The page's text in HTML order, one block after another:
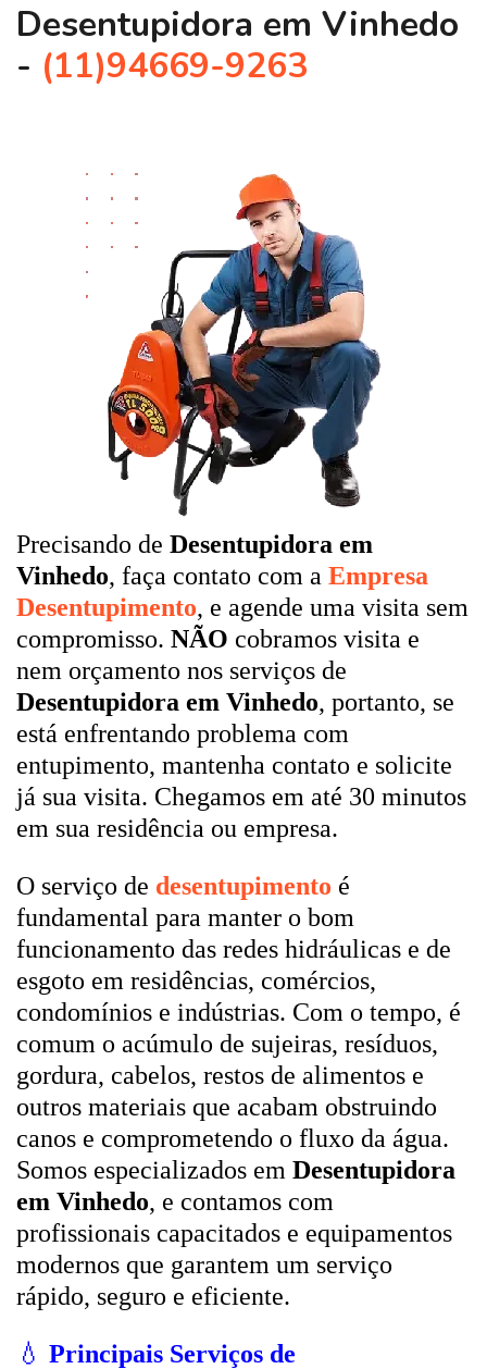
Desentupidora em Vinhedo
- (11)94669-9263
Precisando de Desentupidora em
Vinhedo, faça contato com a Empresa
Desentupimento, e agende uma visita sem
compromisso. NÃO cobramos visita e
nem orçamento nos serviços de
Desentupidora em Vinhedo, portanto, se
está enfrentando problema com
entupimento, mantenha contato e solicite
já sua visita. Chegamos em até 30 minutos
em sua residência ou empresa.
O serviço de desentupimento é
fundamental para manter o bom
funcionamento das redes hidráulicas e de
esgoto em residências, comércios,
condomínios e indústrias. Com o tempo, é
comum o acúmulo de sujeiras, resíduos,
gordura, cabelos, restos de alimentos e
outros materiais que acabam obstruindo
canos e comprometendo o fluxo da água.
Somos especializados em Desentupidora
em Vinhedo, e contamos com
profissionais capacitados e equipamentos
modernos que garantem um serviço
rápido, seguro e eficiente.
💧 Principais Serviços de